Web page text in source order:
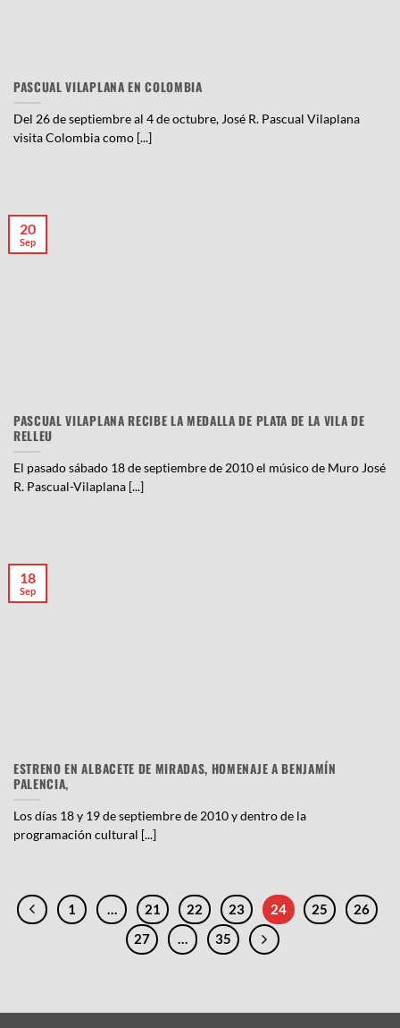
PASCUAL VILAPLANA EN COLOMBIA
Del 26 de septiembre al 4 de octubre, José R. Pascual Vilaplana
visita Colombia como [...]
PASCUAL VILAPLANA RECIBE LA MEDALLA DE PLATA DE LA VILA DE
RELLEU
El pasado sábado 18 de septiembre de 2010 el músico de Muro José
R. Pascual-Vilaplana [...]
20
Sep
ESTRENO EN ALBACETE DE MIRADAS, HOMENAJE A BENJAMÍN
PALENCIA,
Los días 18 y 19 de septiembre de 2010 y dentro de la
programación cultural [...]
18
Sep
1 21 22 23 24 25
26
27
… 35